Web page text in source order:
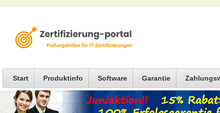
Start Produktinfo Software Garantie